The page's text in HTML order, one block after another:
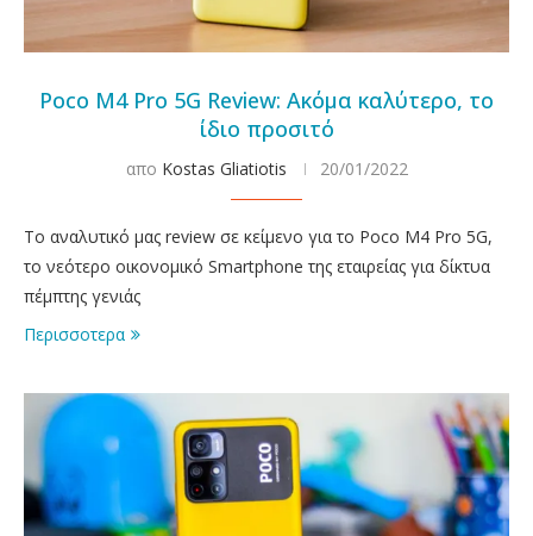
Poco M4 Pro 5G Review: Ακόμα καλύτερο, το
ίδιο προσιτό
απο Kostas Gliatiotis 20/01/2022
Το αναλυτικό μας review σε κείμενο για το Poco M4 Pro 5G,
το νεότερο οικονομικό Smartphone της εταιρείας για δίκτυα
πέμπτης γενιάς
Περισσοτερα